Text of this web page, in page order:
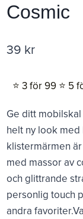
Cosmic
39 kr
⭐️ 3 för 99 ⭐️ 5
Ge ditt
helt ny look
klistermärmen
med massor av
och glittrande
personlig touch
andra